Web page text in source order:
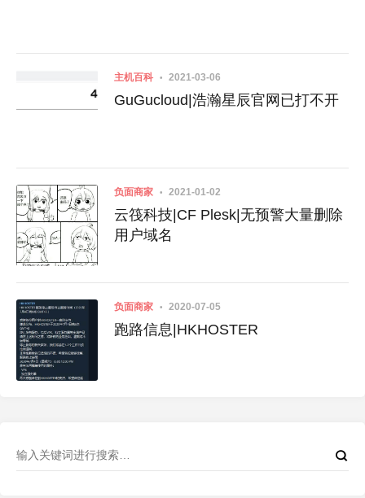
主机百科 2021-03-06
GuGucloud|浩瀚星辰官网已打不开
负面商家 2021-01-02
云筏科技|CF Plesk|无预警大量删除
用户域名
负面商家 2020-07-05
跑路信息|HKHOSTER